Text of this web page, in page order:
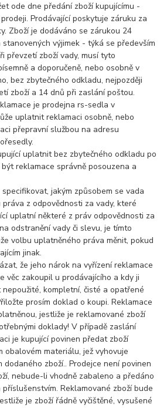
ode dne předání zboží kupujícímu -
Prodávající poskytuje záruku za
Zboží je dodáváno se zárukou 24
stanovených výjimek - týká se především
převzetí zboží vady, musí tyto
a doporučeně, nebo osobně v
bez zbytečného odkladu, nejpozději
zboží a 14 dnů při zaslání poštou.
je prodejna rs-sedla v
uplatnit reklamaci osobně, nebo
přepravní službou na adresu
uplatnit bez zbytečného odkladu po
reklamace správně posouzena a
jakým způsobem se vada
z odpovědnosti za vady, které
uplatní některé z práv odpovědnosti za
odstranění vady či slevu, je tímto
volbu uplatněného práva měnit, pokud
jinak.
že jeho nárok na vyřízení reklamace
věc zakoupil u prodávajícího a kdy ji
kompletní, čisté a opatřené
prosím doklad o koupi. Reklamace
jestliže je reklamované zboží
doklady! V případě zaslání
je kupující povinen předat zboží
obalovém materiálu, jež vyhovuje
dodaného zboží.. Prodejce není povinen
nebude-li vhodně zabaleno a předáno
Reklamované zboží bude
je zboží řádně vyčištěné, vysušené